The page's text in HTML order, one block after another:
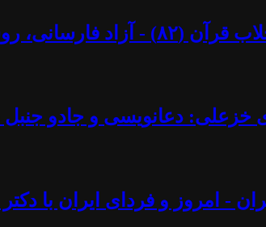
روشنگران قادسیه
خزعلی: دعانویسی و جادو
- امروز و فردای ایران با